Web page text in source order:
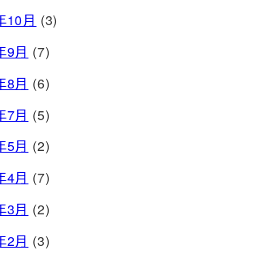
10月 (3)
9月 (7)
8月 (6)
7月 (5)
5月 (2)
4月 (7)
3月 (2)
2月 (3)